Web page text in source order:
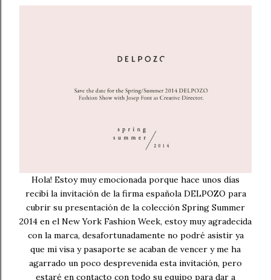
Hola! Estoy muy emocionada porque hace unos días
recibí la invitación de la firma española DELPOZO para
cubrir su presentación de la colección Spring Summer
2014 en el New York Fashion Week, estoy muy agradecida
con la marca, desafortunadamente no podré asistir ya
que mi visa y pasaporte se acaban de vencer y me ha
agarrado un poco desprevenida esta invitación, pero
estaré en contacto con todo su equipo para dar a